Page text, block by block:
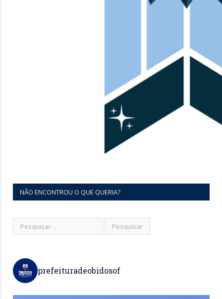
NÃO ENCONTROU O QUE QUERIA?
prefeituradeobidosof